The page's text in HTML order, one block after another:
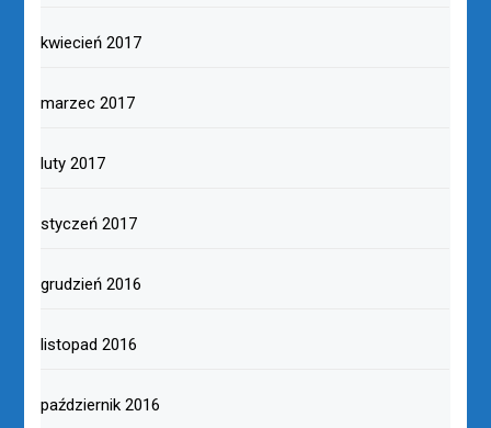
kwiecień 2017
marzec 2017
luty 2017
styczeń 2017
grudzień 2016
listopad 2016
październik 2016